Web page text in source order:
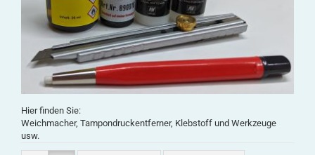
Hier finden Sie:
Weichmacher, Tampondruckentferner, Klebstoff und Werkzeuge
usw.